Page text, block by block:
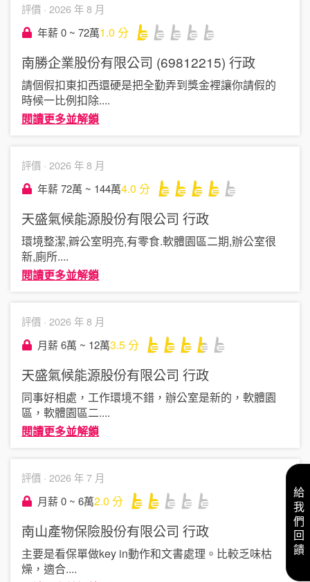
評價 · 2026 年 8 月
年薪 0 ~ 72萬1.0 分
南勝企業股份有限公司 (69812215) 行政
請個假扣東扣西還硬是把全勤弄到獎金裡讓你請假的
時候一比例扣除....
閱讀更多並解鎖
評價 · 2026 年 8 月
年薪 72萬 ~ 144萬4.0 分
天盛氣候能源股份有限公司 行政
環境整潔,辧公室明亮,有零食.軟體園區二期,辦公室很
新,廁所....
閱讀更多並解鎖
評價 · 2026 年 8 月
月薪 6萬 ~ 12萬3.5分
天盛氣候能源股份有限公司 行政
同事好相處，工作環境不錯，辦公室是新的，軟體園
區，軟體園區二....
閱讀更多並解鎖
評價 · 2026 年 7 月
月薪 0 ~ 6萬2.0 分
南山產物保險股份有限公司 行政
主要是看保單做key in動作和文書處理。比較乏味枯
燥，適合....
給我們回饋